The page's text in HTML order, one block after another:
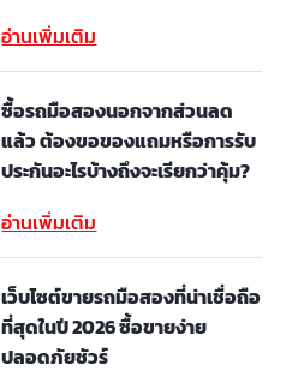
อ่านเพิ่มเติม
ซื้อรถมือสองนอกจากส่วนลด
แล้ว ต้องขอของแถมหรือการรับ
ประกันอะไรบ้างถึงจะเรียกว่าคุ้ม?
อ่านเพิ่มเติม
เว็บไซต์ขายรถมือสองที่น่าเชื่อถือ
ที่สุดในปี 2026 ซื้อขายง่าย
ปลอดภัยชัวร์